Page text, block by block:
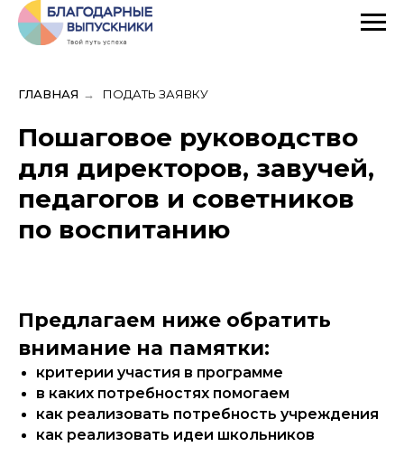
ГЛАВНАЯ → ПОДАТЬ ЗАЯВКУ
Пошаговое руководство
для директоров, завучей,
педагогов и советников
по воспитанию
Предлагаем ниже обратить
внимание на памятки:
критерии участия в программе
в каких потребностях помогаем
как реализовать потребность учреждения
как реализовать идеи школьников